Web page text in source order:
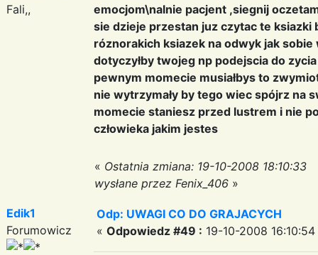
Fali,,
emocjom\nalnie pacjent ,siegnij
sie dzieje przestan juz czytac te ksiazki
róznorakich ksiazek na odwyk jak
dotyczyłby twojeg np podejscia do
pewnym momecie musiałbys to
nie wytrzymały by tego wiec spójrz na
momecie staniesz przed lustrem i nie
człowieka jakim jestes
« Ostatnia zmiana: 19-10-2008 18:10:33
wysłane przez Fenix_406 »
Edik1
Forumowicz
Odp: UWAGI CO DO GRAJACYCH
« Odpowiedz #49 : 19-10-2008 16:10:54